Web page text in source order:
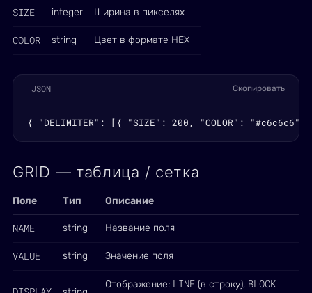
SIZE integer Ширина в пикселях
COLOR string Цвет в формате HEX
JSON Скопировать
{ "DELIMITER": [{ "SIZE": 200, "COLOR": "#c6c6c6"
GRID — таблица / сетка
Поле Тип Описание
NAME string Название поля
VALUE string Значение поля
Отображение: LINE (в строку), BLOCK